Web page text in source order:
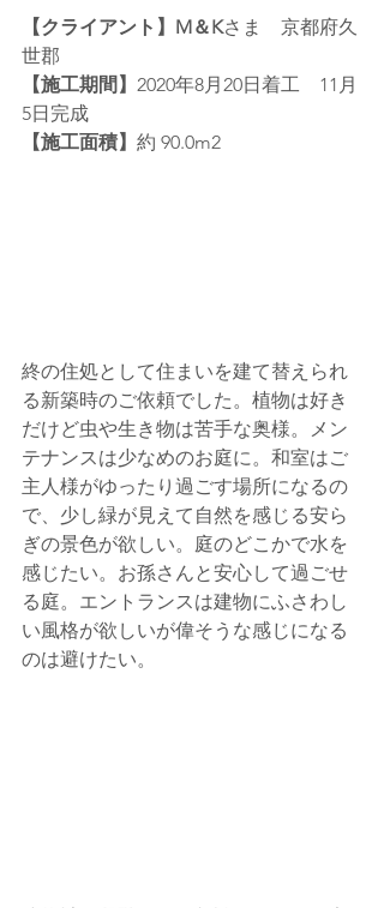
【クライアント】M＆Kさま　京都府久
世郡
【施工期間】 2020年8月20日着工　11月
5日完成
【施工面積】 約 90.0m2
終の住処として住まいを建て替えられ
る新築時のご依頼でした。植物は好き
だけど虫や生き物は苦手な奥様。メン
テナンスは少なめのお庭に。和室はご
主人様がゆったり過ごす場所になるの
で、少し緑が見えて自然を感じる安ら
ぎの景色が欲しい。庭のどこかで水を
感じたい。お孫さんと安心して過ごせ
る庭。エントランスは建物にふさわし
い風格が欲しいが偉そうな感じになる
のは避けたい。